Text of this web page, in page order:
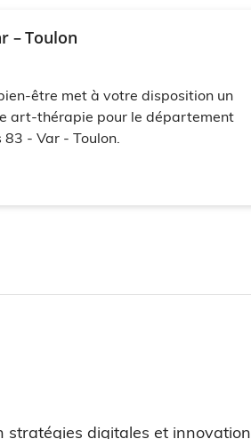
– Toulon
être met à votre disposition un
art-thérapie pour le département
83 - Var - Toulon.
stratégies digitales et innovation